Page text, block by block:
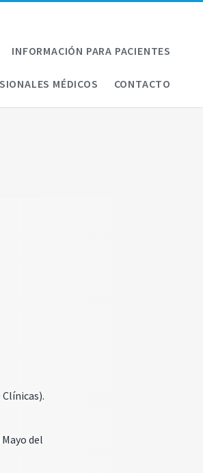
INFORMACIÓN PARA PACIENTES
MÉDICOS CONTACTO
del